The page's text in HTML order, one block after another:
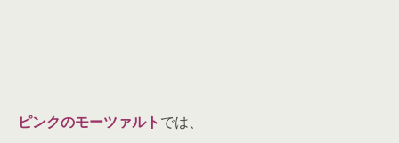
ピンクのモーツァルトでは、